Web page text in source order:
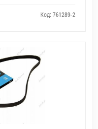
Код: 761289-2